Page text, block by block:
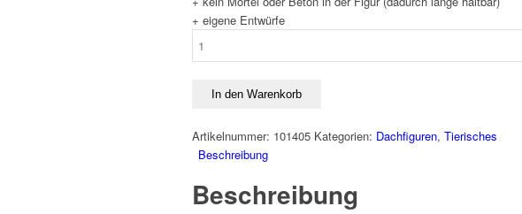
+ eigene Entwürfe
In den Warenkorb
Artikelnummer: 101405 Kategorien: Dachfiguren, Tierisches
Beschreibung
Beschreibung